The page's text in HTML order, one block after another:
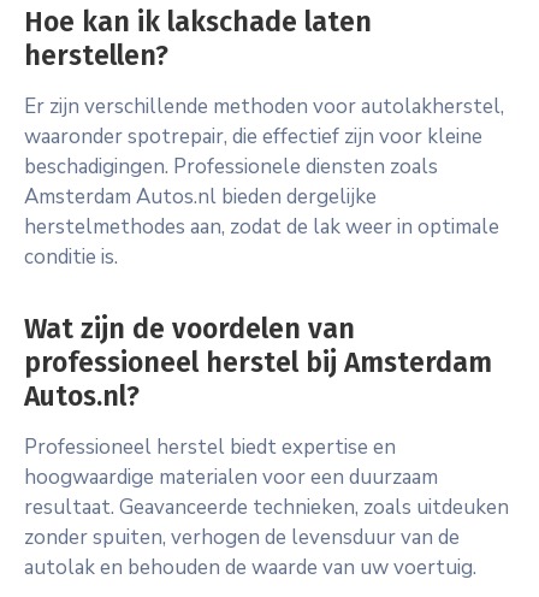
Hoe kan ik lakschade laten
herstellen?
Er zijn verschillende methoden voor autolakherstel,
waaronder spotrepair, die effectief zijn voor kleine
beschadigingen. Professionele diensten zoals
Amsterdam Autos.nl bieden dergelijke
herstelmethodes aan, zodat de lak weer in optimale
conditie is.
Wat zijn de voordelen van
professioneel herstel bij Amsterdam
Autos.nl?
Professioneel herstel biedt expertise en
hoogwaardige materialen voor een duurzaam
resultaat. Geavanceerde technieken, zoals uitdeuken
zonder spuiten, verhogen de levensduur van de
autolak en behouden de waarde van uw voertuig.